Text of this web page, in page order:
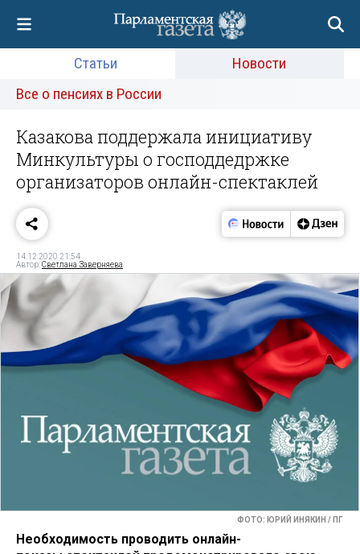
Статьи
Новости
Все о пенсиях в России
Казакова поддержала инициативу
Минкультуры о господдедржке
организаторов онлайн-спектаклей
14.12.2020 21:54
Автор:Светлана Заверняева
ФОТО: ЮРИЙ ИНЯКИН / ПГ
Необходимость проводить онлайн-